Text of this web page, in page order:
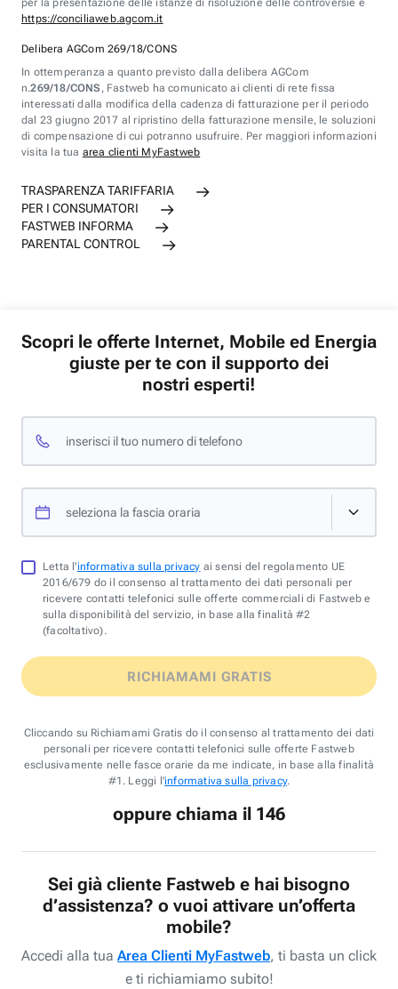
per la presentazione delle istanze di risoluzione delle controversie è
https://conciliaweb.agcom.it
Delibera AGCom 269/18/CONS
In ottemperanza a quanto previsto dalla delibera AGCom
n.269/18/CONS , Fastweb ha comunicato ai clienti di rete fissa
interessati dalla modifica della cadenza di fatturazione per il periodo
dal 23 giugno 2017 al ripristino della fatturazione mensile, le soluzioni
di compensazione di cui potranno usufruire. Per maggiori informazioni
visita la tua area clienti MyFastweb
TRASPARENZA TARIFFARIA
PER I CONSUMATORI
FASTWEB INFORMA
PARENTAL CONTROL
Scopri le offerte Internet, Mobile ed Energia
giuste per te con il supporto dei
nostri esperti!
inserisci il tuo numero di telefono
seleziona la fascia oraria
Letta l'informativa sulla privacy ai sensi del regolamento UE
2016/679 do il consenso al trattamento dei dati personali per
ricevere contatti telefonici sulle offerte commerciali di Fastweb e
sulla disponibilità del servizio, in base alla finalità #2
(facoltativo).
RICHIAMAMI GRATIS
Cliccando su Richiamami Gratis do il consenso al trattamento dei dati
personali per ricevere contatti telefonici sulle offerte Fastweb
esclusivamente nelle fasce orarie da me indicate, in base alla finalità
#1. Leggi l'informativa sulla privacy.
oppure chiama il 146
Sei già cliente Fastweb e hai bisogno
d’assistenza? o vuoi attivare un’offerta
mobile?
Accedi alla tua Area Clienti MyFastweb, ti basta un click
e ti richiamiamo subito!